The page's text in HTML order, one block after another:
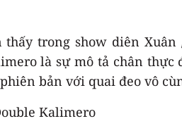
trong show diên
là sự mô tả chân
bản với quai đeo vô